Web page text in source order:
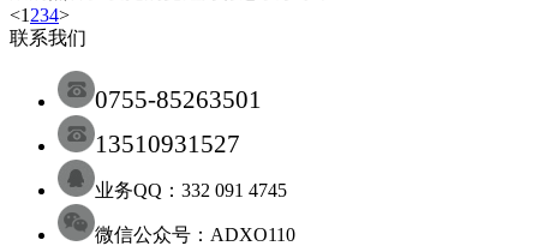
<1 234>
联系我们
0755-85263501
13510931527
业务QQ：332 091 4745
微信公众号：ADXO110